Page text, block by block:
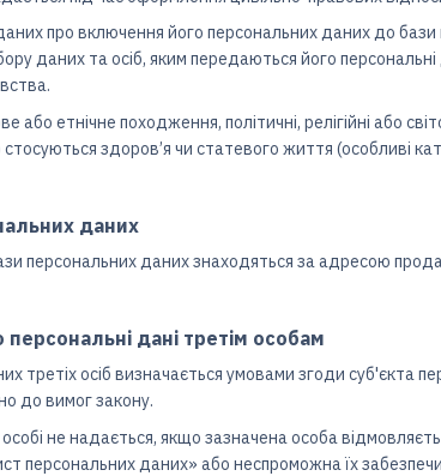
про включення його персональних даних до
даних та осіб, яким передаються його
етнічне походження, політичні, релігійні або
здоров’я чи статевого життя (особливі
даних
персональних даних знаходяться за адресою
дані третім особам
третіх осіб визначається умовами згоди суб'єкта
до вимог закону.
не надається, якщо зазначена особа
персональних даних» або неспроможна їх